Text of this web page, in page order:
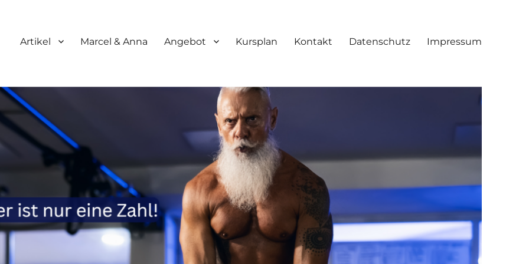
Artikel Marcel & Anna Angebot Kursplan Kontakt Datenschutz Impressum